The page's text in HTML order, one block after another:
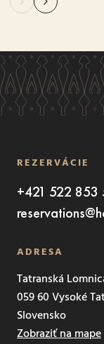
REZERVÁCIE
+421 522 853
ADRESA
Tatranská
059 60 Vysoké
Slovensko
Zobraziť na mape